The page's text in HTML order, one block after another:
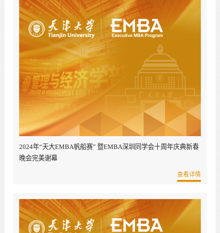
2024年“天大EMBA帆船赛” 暨EMBA深圳同学会十周年庆典新春
晚会完美谢幕
查看详情